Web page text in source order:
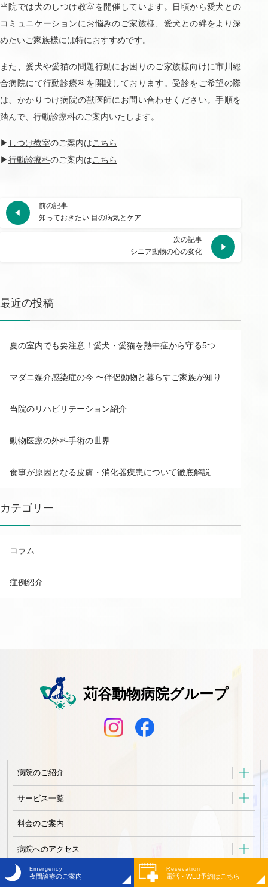
Recruit
採用情報はこちら
Resevation
電話・WEB予約はこちら
Emergency
夜間診療のご案内
Resevation
電話・WEB予約はこちら
当院では犬のしつけ教室を開催しています。日頃から愛犬との
コミュニケーションにお悩みのご家族様、愛犬との絆をより深
めたいご家族様には特におすすめです。
また、愛犬や愛猫の問題行動にお困りのご家族様向けに市川総
合病院にて行動診療科を開設しております。受診をご希望の際
は、かかりつけ病院の獣医師にお問い合わせください。手順を
踏んで、行動診療科のご案内いたします。
▶ しつけ教室のご案内はこちら
▶行動診療科のご案内はこちら
前の記事
知っておきたい 目の病気とケア
次の記事
シニア動物の心の変化
最近の投稿
当院のリハビリテーション紹介
動物医療の外科手術の世界
カテゴリー
コラム
症例紹介
苅谷動物病院グループ
病院のご紹介
サービス一覧
料金のご案内
病院へのアクセス
お知らせ